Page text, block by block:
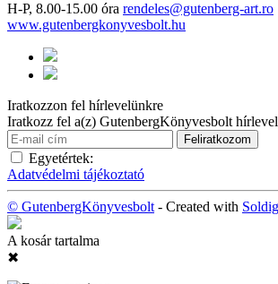
H-P, 8.00-15.00 óra rendeles@gutenberg-art.ro
www.gutenbergkonyvesbolt.hu
Iratkozzon fel hírlevelünkre
Iratkozz fel a(z) GutenbergKönyvesbolt
Egyetértek:
Adatvédelmi tájékoztató
© GutenbergKönyvesbolt - Created with
A kosár tartalma
✖